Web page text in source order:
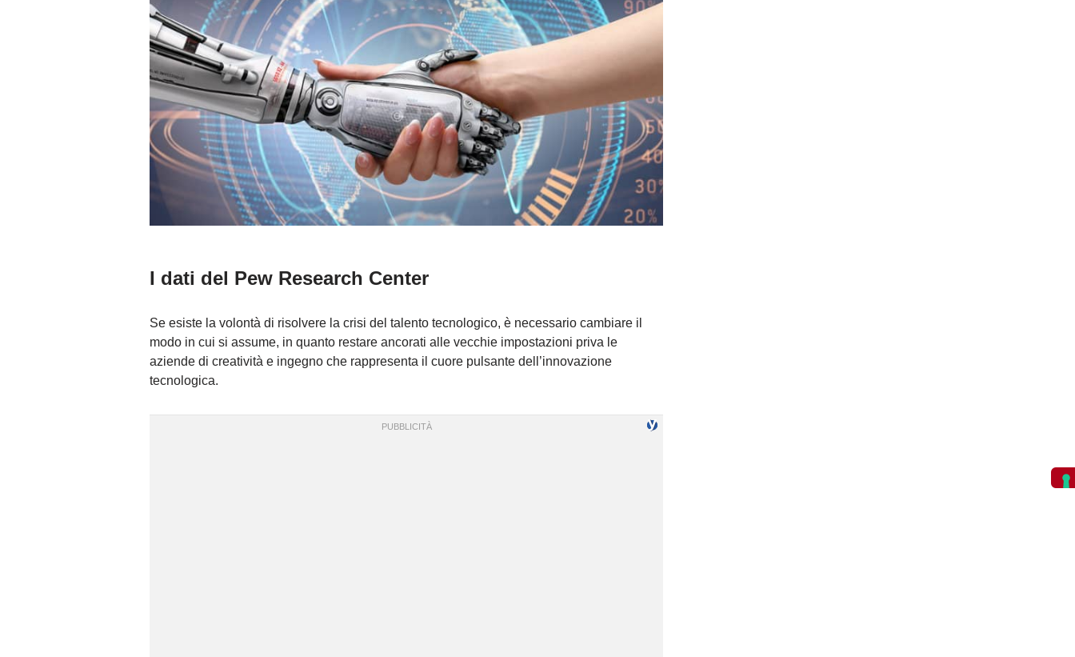
I dati del Pew Research Center
Se esiste la volontà di risolvere la crisi del talento tecnologico, è necessario cambiare il
modo in cui si assume, in quanto restare ancorati alle vecchie impostazioni priva le
aziende di creatività e ingegno che rappresenta il cuore pulsante dell’innovazione
tecnologica.